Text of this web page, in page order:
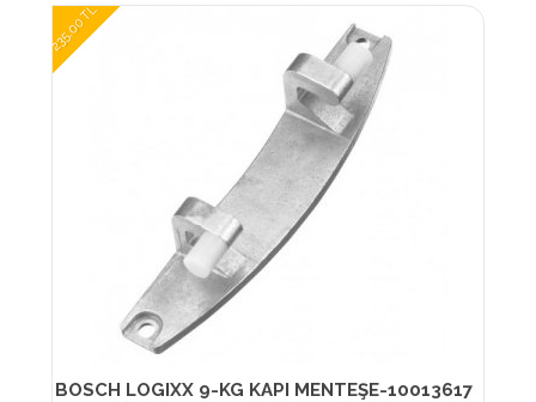
235,00 TL
BOSCH LOGIXX 9-KG KAPI MENTEŞE-10013617